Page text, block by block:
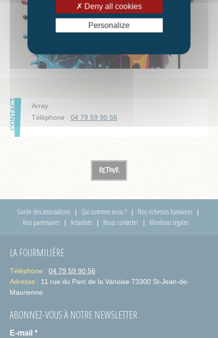
Array
Téléphone : 04 79 59 90 56
Retour
Guide des associations Qui sommes-nous ?
Nos richesses humaines
Nos partenaires
Actualités Nous contacter Mentions légales
LA FOURMILIÈRE
Téléphone : 04 79 59 90 56
Adresse : 11 rue du Parc de la Vanoise 73300 St-Jean-de-
Maurienne
ABONNEZ-VOUS À NOTRE NEWSLETTER
E-mail *
Deny all cookies
Personalize